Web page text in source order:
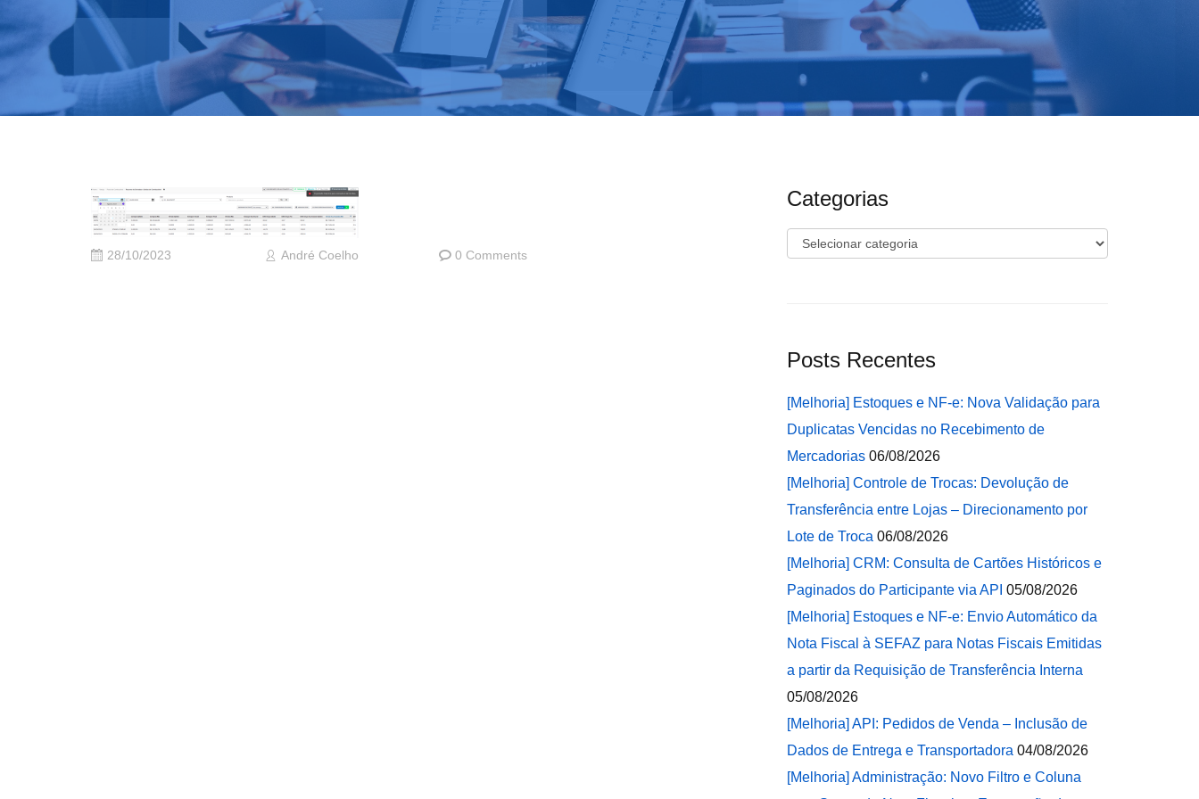
28/10/2023 André Coelho 0 Comments
Categorias
Categorias
Posts Recentes
[Melhoria] Estoques e NF-e: Nova Validação para
Duplicatas Vencidas no Recebimento de
Mercadorias 06/08/2026
[Melhoria] Controle de Trocas: Devolução de
Transferência entre Lojas – Direcionamento por
Lote de Troca 06/08/2026
[Melhoria] CRM: Consulta de Cartões Históricos e
Paginados do Participante via API 05/08/2026
[Melhoria] Estoques e NF-e: Envio Automático da
Nota Fiscal à SEFAZ para Notas Fiscais Emitidas
a partir da Requisição de Transferência Interna
05/08/2026
[Melhoria] API: Pedidos de Venda – Inclusão de
Dados de Entrega e Transportadora 04/08/2026
[Melhoria] Administração: Novo Filtro e Coluna